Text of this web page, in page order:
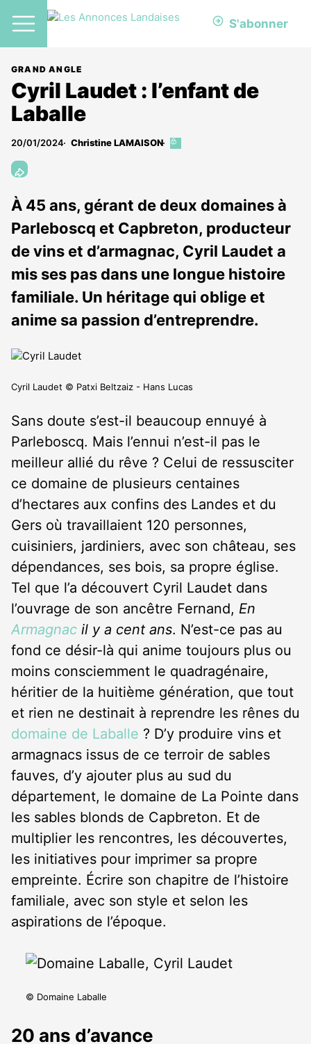
S'abonner
GRAND ANGLE
Cyril Laudet : l’enfant de
Laballe
20/01/2024 Christine LAMAISON
Cet
abonnés
À 45 ans, gérant de deux domaines à
Parleboscq et Capbreton, producteur
de vins et d’armagnac, Cyril Laudet a
mis ses pas dans une longue histoire
familiale. Un héritage qui oblige et
anime sa passion d’entreprendre.
Cyril Laudet © Patxi Beltzaiz - Hans Lucas
Sans doute s’est-il beaucoup ennuyé à
Parleboscq. Mais l’ennui n’est-il pas le
meilleur allié du rêve ? Celui de ressusciter
ce domaine de plusieurs centaines
d’hectares aux confins des Landes et du
Gers où travaillaient 120 personnes,
cuisiniers, jardiniers, avec son château, ses
dépendances, ses bois, sa propre église.
Tel que l’a découvert Cyril Laudet dans
l’ouvrage de son ancêtre Fernand, En
Armagnac il y a cent ans. N’est-ce pas au
fond ce désir-là qui anime toujours plus ou
moins consciemment le quadragénaire,
héritier de la huitième génération, que tout
et rien ne destinait à reprendre les rênes du
domaine de Laballe ? D’y produire vins et
armagnacs issus de ce terroir de sables
fauves, d’y ajouter plus au sud du
département, le domaine de La Pointe dans
les sables blonds de Capbreton. Et de
multiplier les rencontres, les découvertes,
les initiatives pour imprimer sa propre
empreinte. Écrire son chapitre de l’histoire
familiale, avec son style et selon les
aspirations de l’époque.
© Domaine Laballe
20 ans d’avance